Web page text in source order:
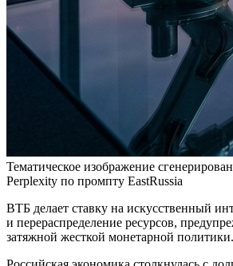
Тематическое изображение
Perplexity по промпту EastRussia
ВТБ делает ставку на искусственный
и перераспределение ресурсов,
затяжной жесткой монетарной политики.